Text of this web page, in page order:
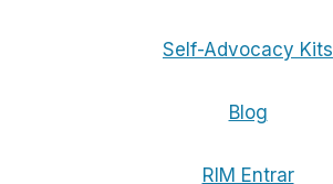
Self-Advocacy Kits
Blog
RIM Entrar